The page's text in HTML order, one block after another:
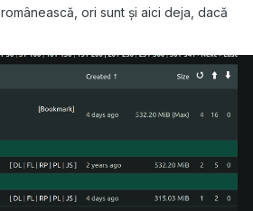
ori sunt și aici deja, dacă